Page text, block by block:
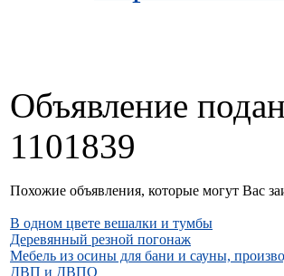
Объявление
1101839
Похожие объявления, которые могут Вас
В одном цвете вешалки и тумбы
Деревянный резной погонаж
Мебель из осины для бани и сауны,
ДВП и ДВПО